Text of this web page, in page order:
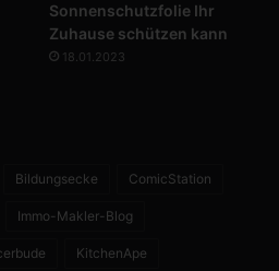
Sonnenschutzfolie Ihr
Zuhause schützen kann
18.01.2023
Bildungsecke ComicStation
Immo-Makler-Blog
KitchenApe